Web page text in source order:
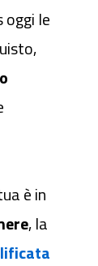
oggi le
è in
, la